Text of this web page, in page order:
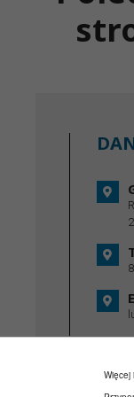
Więcej